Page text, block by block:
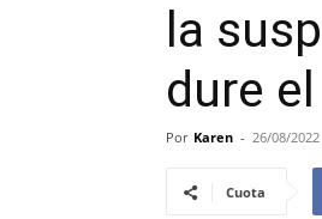
la
dure
Por Karen - 26/08/2022
Cuota